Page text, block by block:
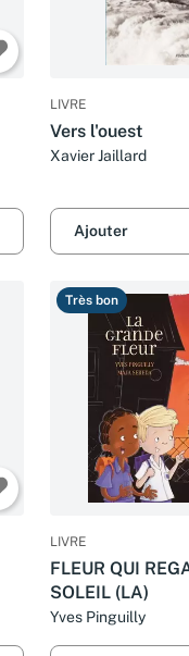
LIVRE
Vers l'ouest
Xavier Jaillard
Ajouter
Très bon
LIVRE
FLEUR QUI
SOLEIL (LA)
Yves Pinguilly